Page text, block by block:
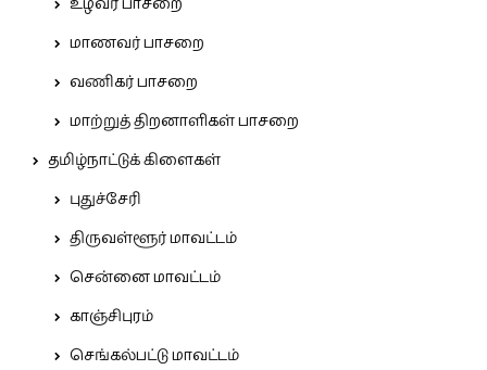
மாணவர் பாசறை
வணிகர் பாசறை
மாற்றுத் திறனாளிகள் பாசறை
தமிழ்நாட்டுக் கிளைகள்
புதுச்சேரி
திருவள்ளூர் மாவட்டம்
சென்னை மாவட்டம்
காஞ்சிபுரம்
செங்கல்பட்டு மாவட்டம்